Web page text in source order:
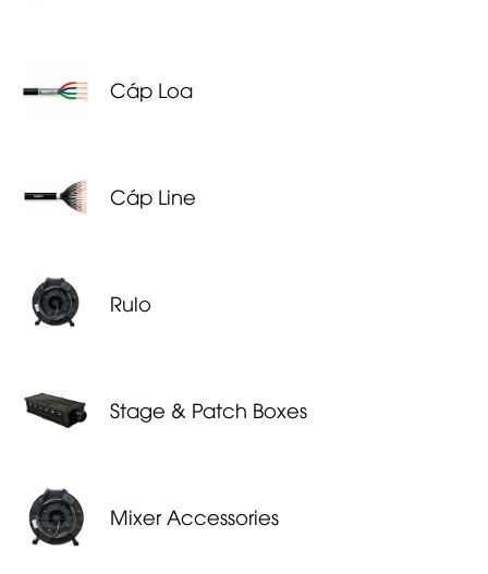
Cáp Loa
Cáp Line
Rulo
Stage & Patch Boxes
Mixer Accessories